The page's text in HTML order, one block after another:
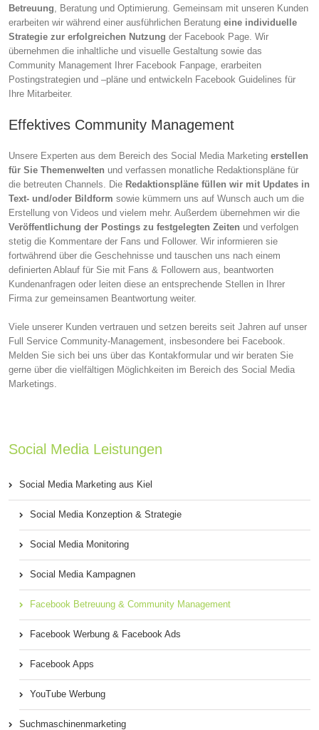
Betreuung, Beratung und Optimierung. Gemeinsam mit unseren Kunden
erarbeiten wir während einer ausführlichen Beratung eine individuelle
Strategie zur erfolgreichen Nutzung der Facebook Page. Wir
übernehmen die inhaltliche und visuelle Gestaltung sowie das
Community Management Ihrer Facebook Fanpage, erarbeiten
Postingstrategien und –pläne und entwickeln Facebook Guidelines für
Ihre Mitarbeiter.
Effektives Community Management
Unsere Experten aus dem Bereich des Social Media Marketing erstellen
für Sie Themenwelten und verfassen monatliche Redaktionspläne für
die betreuten Channels. Die Redaktionspläne füllen wir mit Updates in
Text- und/oder Bildform sowie kümmern uns auf Wunsch auch um die
Erstellung von Videos und vielem mehr. Außerdem übernehmen wir die
Veröffentlichung der Postings zu festgelegten Zeiten und verfolgen
stetig die Kommentare der Fans und Follower. Wir informieren sie
fortwährend über die Geschehnisse und tauschen uns nach einem
definierten Ablauf für Sie mit Fans & Followern aus, beantworten
Kundenanfragen oder leiten diese an entsprechende Stellen in Ihrer
Firma zur gemeinsamen Beantwortung weiter.
Viele unserer Kunden vertrauen und setzen bereits seit Jahren auf unser
Full Service Community-Management, insbesondere bei Facebook.
Melden Sie sich bei uns über das Kontakformular und wir beraten Sie
gerne über die vielfältigen Möglichkeiten im Bereich des Social Media
Marketings.
Social Media Leistungen
Social Media Marketing aus Kiel
Social Media Konzeption & Strategie
Social Media Monitoring
Social Media Kampagnen
Facebook Betreuung & Community Management
Facebook Werbung & Facebook Ads
Facebook Apps
YouTube Werbung
Suchmaschinenmarketing